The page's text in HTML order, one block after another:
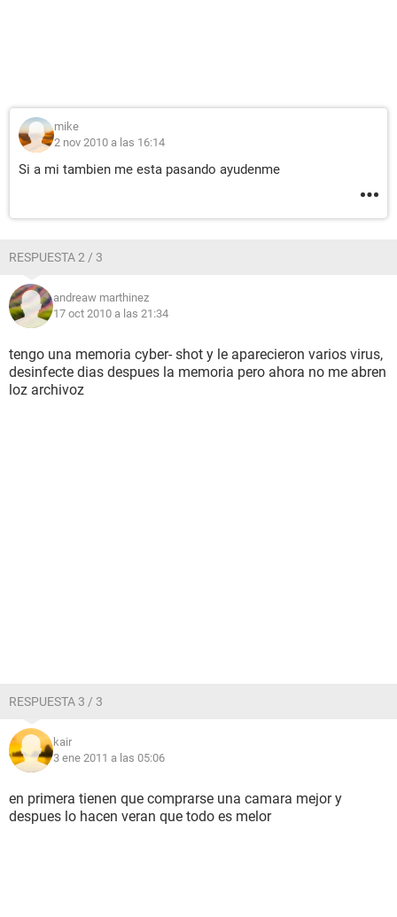
mike
2 nov 2010 a las 16:14
Si a mi tambien me esta pasando ayudenme
RESPUESTA 2 / 3
andreaw marthinez
17 oct 2010 a las 21:34
tengo una memoria cyber- shot y le aparecieron varios virus,
desinfecte dias despues la memoria pero ahora no me abren
loz archivoz
RESPUESTA 3 / 3
kair
3 ene 2011 a las 05:06
en primera tienen que comprarse una camara mejor y
despues lo hacen veran que todo es melor